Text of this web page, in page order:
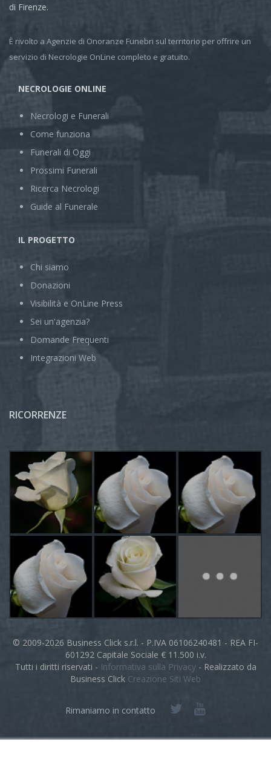
di Firenze.
È rivolto a Agenzie di Onoranze Funebri sul territorio per offrire un
servizio di Necrologie OnLine completo e gratuito.
NECROLOGIE ONLINE
Necrologi e Funerali
Come funziona
Funerali di Oggi
Prossimi Funerali
Ricerca Necrologi
Guide al Funerale
IL PROGETTO
Chi siamo
Donazioni
Visibilità e OnLine Press
Sei un'agenzia?
Domande Frequenti
Integrazioni Web
RICORRENZE
© 2009-2026 Business Click s.r.l. - P.IVA 06106240481 - REA FI-
601292 Capitale Sociale € 11.500 i.v.
Tutti i diritti riservati - Informativa sulla Privacy- Realizzato da
Business Click Creazione Siti Web
Rimaniamo in contatto